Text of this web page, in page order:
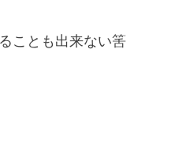
ことも出来ない筈